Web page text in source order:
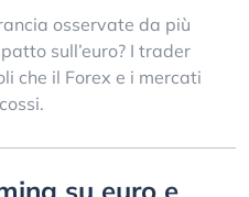
osservate da più
sull’euro? I trader
che il Forex e i mercati
su euro e